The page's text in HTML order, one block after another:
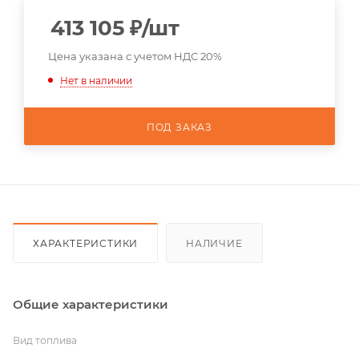
413 105 ₽/шт
Цена указана с учетом НДС 20%
Нет в наличии
ПОД ЗАКАЗ
ХАРАКТЕРИСТИКИ НАЛИЧИЕ
Общие характеристики
Вид топлива